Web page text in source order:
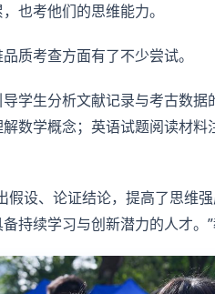
也考他们的思维能力。
质考查方面有了不少尝试。
学生分析文献记录与考古数据
数学概念；英语试题阅读材
假设、论证结论，提高了思维
持续学习与创新潜力的人才。